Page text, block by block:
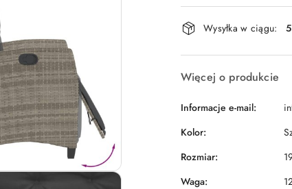
Dostępność
i
dostawa
Wysyłka w ciągu:
Więcej o produkcie
Informacje e-mail:
Kolor:
Rozmiar:
Waga: